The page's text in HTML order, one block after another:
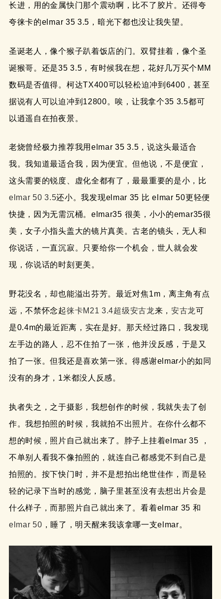
长进，用的金属快门那个震动啊，比不了胶片。还得夸
夸徕卡的elmar 35 3.5，暗光下都也没让我失望。
圣诞老人，像个猴子趴着饭店的门。双臂挂着，像个圣
诞猴哥。还是35 3.5，有时候我在想，花好几万买个MM
数码是否值得。柯达TX400可以轻松迫冲到6400，甚至
据说有人可以迫冲到12800。唉，让我拿个35 3.5都可
以逍遥自在拍夜景。
老烧曾经极力推荐我用elmar 35 3.5，说这头最适合
我。我知道最适合我，因为便宜。但他说，不是便宜，
这头需要的锐度、虚化全都有了，最最重要的是小，比
elmar 50 3.5还小。我发现elmar 35 比 elmar 50更轻便
快捷，因为无需沉桶。elmar35 很美，小小的emar35很
美，女子小指头盖大的镜片真美。古老的镜头，无人和
你说话，一直沉寂。只要给你一个机会，世人就会发
现，你说话的时刻更美。
野花没名，却也能溢出芬芳。最近对焦1m，离主角有点
远，不禁怀念起徕卡M21 3.4超级安古龙来，安古龙可
是0.4m的最近距离，实在是好。那天经过路口，我发现
左手边的路人，忍不住拍了一张，他并没反感，于是又
拍了一张。但我还是喜欢第一张。得感谢elmar小的如同
没有的身才，1米都没人反感。
执者失之，之于摄影，我想创作的时候，我就失去了创
作。我想拍照的时候，我就拍不出照片。在你什么都不
想的时候，照片自己就出来了。脖子上挂着elmar 35 ，
不单别人看我不像拍照的，就连自己都感觉不到自己是
拍照的。按下快门时，并不是想拍出绝世佳作，而是轻
轻的记录下当时的感觉，脑子里甚至没有去想出片会是
什么样子，而那照片自己就出来了。看着elmar 35 和
elmar 50 ，睡了，明天醒来我该拿哪一支elmar。